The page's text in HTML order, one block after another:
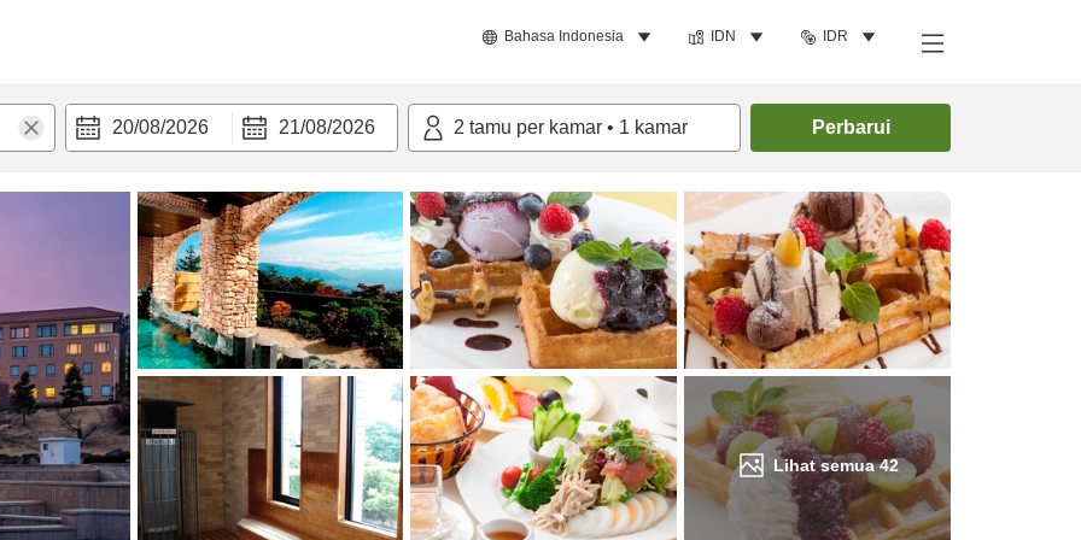
Bahasa Indonesia IDN IDR
20/08/2026 21/08/2026 2 tamu per kamar • 1 kamar Perbarui
Lihat semua42
Cari kamar